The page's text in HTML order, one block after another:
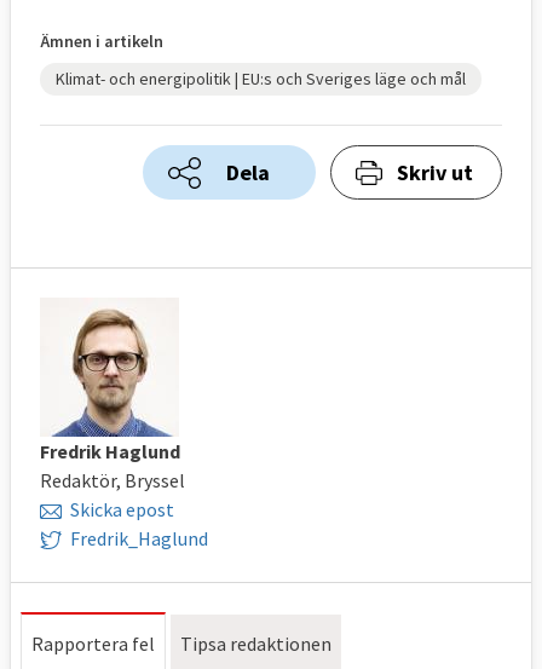
Ämnen i artikeln
Klimat- och energipolitik | EU:s och Sveriges läge och mål
Dela Skriv ut
Fredrik Haglund
Redaktör, Bryssel
Skicka epost
Fredrik_Haglund
Rapportera fel Tipsa redaktionen